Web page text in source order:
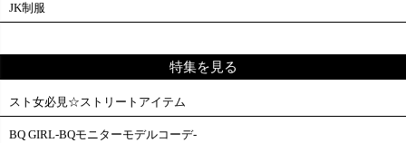
JK制服
特集を見る
スト女必見☆ストリートアイテム
BQ GIRL-BQモニターモデルコーデ-